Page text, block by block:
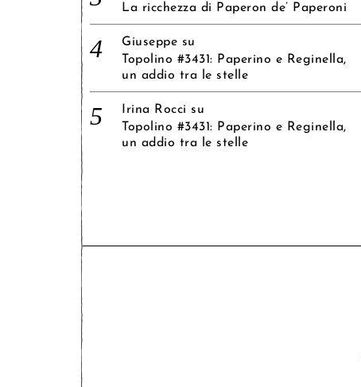
La ricchezza di Paperon de’ Paperoni
Giuseppe su
Topolino #3431: Paperino e Reginella,
un addio tra le stelle
Irina Rocci su
Topolino #3431: Paperino e Reginella,
un addio tra le stelle